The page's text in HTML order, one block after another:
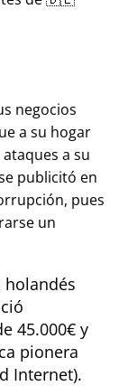
negocios
a su hogar
a su
publicitó en
pues
un
holandés
45.000€ y
pionera
Internet).